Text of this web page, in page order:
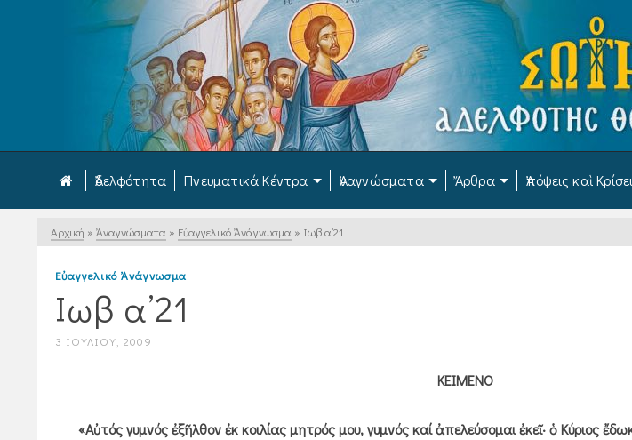
Ἀδελφότητα Πνευματικά Κέντρα Ἀναγνώσματα Ἄρθρα Ἀπόψεις καὶ
Αρχική » Ἀναγνώσματα » Εὐαγγελικό Ἀνάγνωσμα » Ιωβ α’21
Εὐαγγελικό Ἀνάγνωσμα
Ιωβ α’21
3 ΙΟΥΛΊΟΥ, 2009
ΚΕΙΜΕΝΟ
«Αὐτός γυμνός ἐξῆλθον ἐκ κοιλίας μητρός μου, γυμνός καί ἀπελεύσομαι ἐκεῖ· ὁ Κύριος